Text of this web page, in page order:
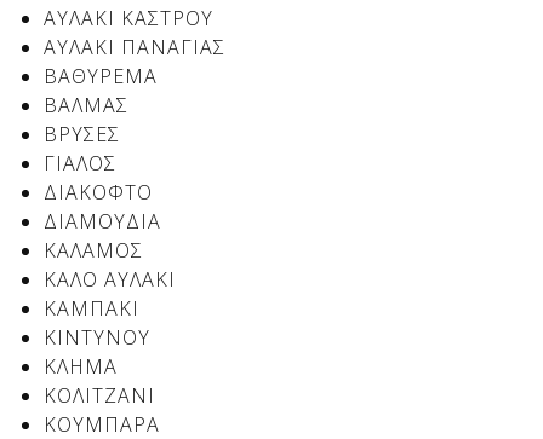
Δείτε μας:
Δείτε μας:
Δείτε μας:
Δείτε μας:
Δείτε μας:
Δείτε μας:
Δείτε μας:
Δείτε μας:
Δείτε μας:
Δείτε μας:
ΑΥΛΑΚΙ ΚΑΣΤΡΟΥ
ΑΥΛΑΚΙ ΠΑΝΑΓΙΑΣ
ΒΑΘΥΡΕΜΑ
ΒΑΛΜΑΣ
ΒΡΥΣΕΣ
ΓΙΑΛΟΣ
ΔΙΑΚΟΦΤΟ
ΔΙΑΜΟΥΔΙΑ
ΚΑΛΑΜΟΣ
ΚΑΛΟ ΑΥΛΑΚΙ
ΚΑΜΠΑΚΙ
ΚΙΝΤΥΝΟΥ
ΚΛΗΜΑ
ΚΟΛΙΤΖΑΝΙ
ΚΟΥΜΠΑΡΑ